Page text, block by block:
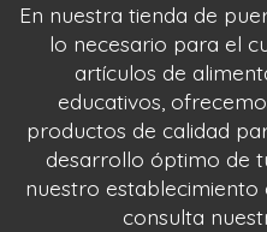
En nuestra tienda de
lo necesario para el
artículos de
educativos,
productos de calidad
desarrollo óptimo de
nuestro establecimiento
consulta